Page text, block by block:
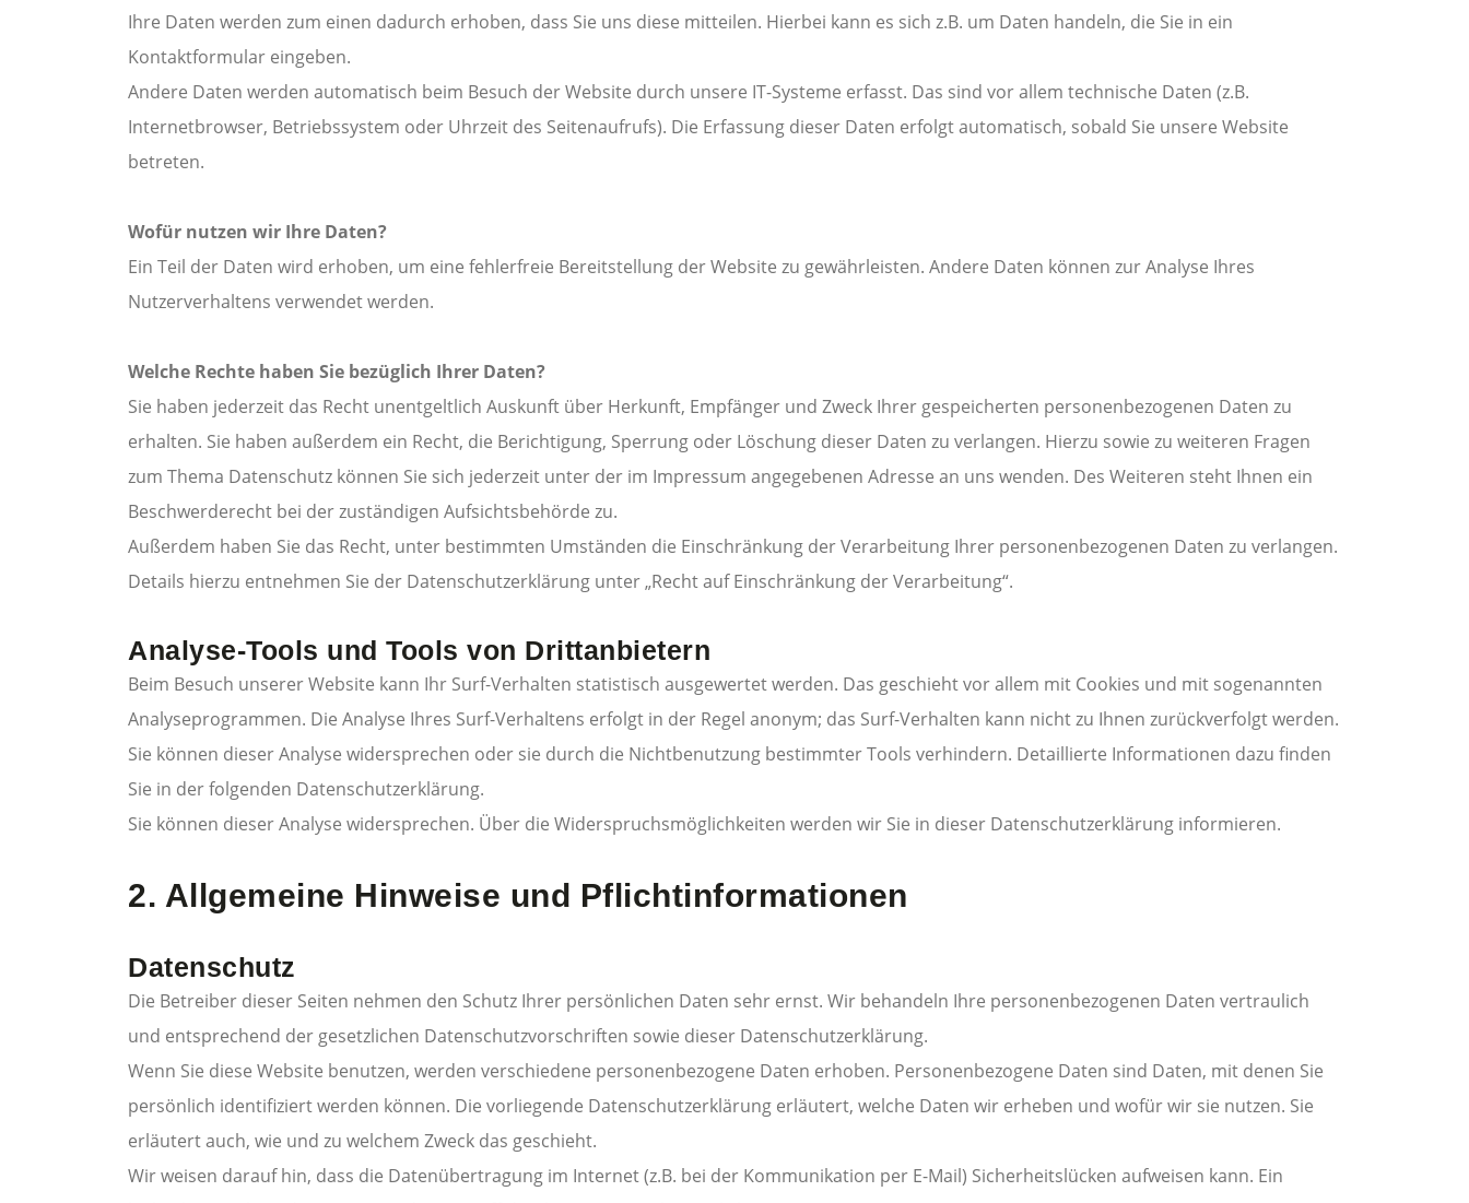
Ihre Daten werden zum einen dadurch erhoben, dass Sie uns diese mitteilen. Hierbei kann es sich z.B. um Daten handeln, die Sie in ein
Kontaktformular eingeben.
Andere Daten werden automatisch beim Besuch der Website durch unsere IT-Systeme erfasst. Das sind vor allem technische Daten (z.B.
Internetbrowser, Betriebssystem oder Uhrzeit des Seitenaufrufs). Die Erfassung dieser Daten erfolgt automatisch, sobald Sie unsere Website
betreten.
Wofür nutzen wir Ihre Daten?
Ein Teil der Daten wird erhoben, um eine fehlerfreie Bereitstellung der Website zu gewährleisten. Andere Daten können zur Analyse Ihres
Nutzerverhaltens verwendet werden.
Welche Rechte haben Sie bezüglich Ihrer Daten?
Sie haben jederzeit das Recht unentgeltlich Auskunft über Herkunft, Empfänger und Zweck Ihrer gespeicherten personenbezogenen Daten zu
erhalten. Sie haben außerdem ein Recht, die Berichtigung, Sperrung oder Löschung dieser Daten zu verlangen. Hierzu sowie zu weiteren Fragen
zum Thema Datenschutz können Sie sich jederzeit unter der im Impressum angegebenen Adresse an uns wenden. Des Weiteren steht Ihnen ein
Beschwerderecht bei der zuständigen Aufsichtsbehörde zu.
Außerdem haben Sie das Recht, unter bestimmten Umständen die Einschränkung der Verarbeitung Ihrer personenbezogenen Daten zu verlangen.
Details hierzu entnehmen Sie der Datenschutzerklärung unter „Recht auf Einschränkung der Verarbeitung“.
Analyse-Tools und Tools von Drittanbietern
Beim Besuch unserer Website kann Ihr Surf-Verhalten statistisch ausgewertet werden. Das geschieht vor allem mit Cookies und mit sogenannten
Analyseprogrammen. Die Analyse Ihres Surf-Verhaltens erfolgt in der Regel anonym; das Surf-Verhalten kann nicht zu Ihnen zurückverfolgt werden.
Sie können dieser Analyse widersprechen oder sie durch die Nichtbenutzung bestimmter Tools verhindern. Detaillierte Informationen dazu finden
Sie in der folgenden Datenschutzerklärung.
Sie können dieser Analyse widersprechen. Über die Widerspruchsmöglichkeiten werden wir Sie in dieser Datenschutzerklärung informieren.
2. Allgemeine Hinweise und Pflichtinformationen
Datenschutz
Die Betreiber dieser Seiten nehmen den Schutz Ihrer persönlichen Daten sehr ernst. Wir behandeln Ihre personenbezogenen Daten vertraulich
und entsprechend der gesetzlichen Datenschutzvorschriften sowie dieser Datenschutzerklärung.
Wenn Sie diese Website benutzen, werden verschiedene personenbezogene Daten erhoben. Personenbezogene Daten sind Daten, mit denen Sie
persönlich identifiziert werden können. Die vorliegende Datenschutzerklärung erläutert, welche Daten wir erheben und wofür wir sie nutzen. Sie
erläutert auch, wie und zu welchem Zweck das geschieht.
Wir weisen darauf hin, dass die Datenübertragung im Internet (z.B. bei der Kommunikation per E-Mail) Sicherheitslücken aufweisen kann. Ein